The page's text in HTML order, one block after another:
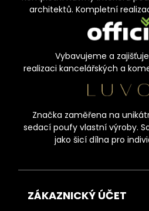
architektů. Kompletní
Vybavujeme a
realizaci kancelářských a
Značka zaměřena na
sedací poufy vlastní výroby.
jako šicí dílna pro
ZÁKAZNICKÝ ÚČET